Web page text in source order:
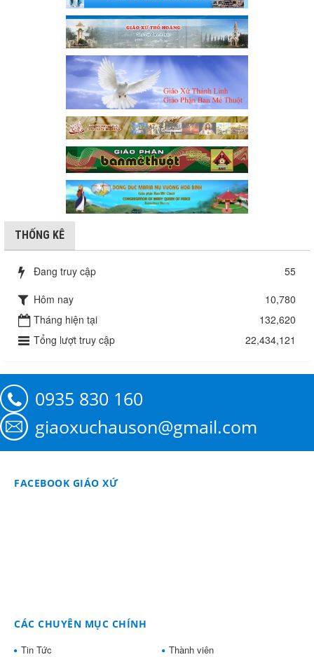
THỐNG KÊ
Đang truy cập
55
Hôm nay
10,780
Tháng hiện tại
132,620
Tổng lượt truy cập
22,434,121
0935 830 160
giaoxuchauson@gmail.com
FACEBOOK GIÁO XỨ
CÁC CHUYÊN MỤC CHÍNH
Tin Tức
Thành viên